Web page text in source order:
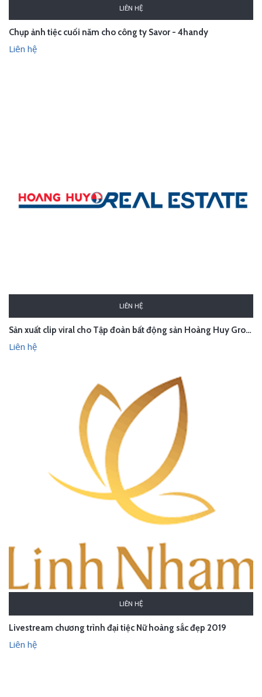
LIÊN HỆ
Chụp ảnh tiệc cuối năm cho công ty Savor - 4handy
Liên hệ
LIÊN HỆ
Sản xuất clip viral cho Tập đoàn bất động sản Hoàng Huy Group
Liên hệ
LIÊN HỆ
Livestream chương trình đại tiệc Nữ hoàng sắc đẹp 2019
Liên hệ